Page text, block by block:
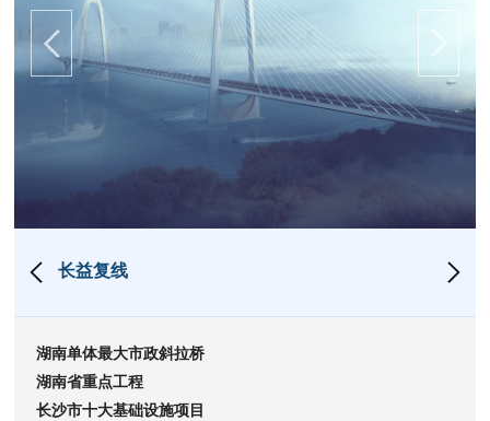
长益复线
湖南单体最大市政斜拉桥
湖南省重点工程
长沙市十大基础设施项目